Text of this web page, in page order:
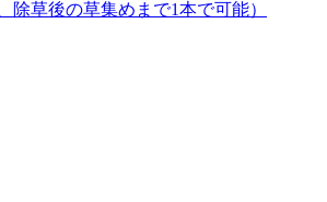
草後の草集めまで1本で可能）